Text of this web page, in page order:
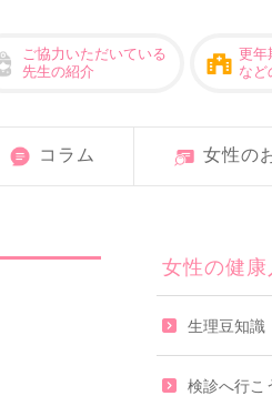
ご協力いただいている
先生の紹介
更年
など
コラム 女性の
女性の健康
生理豆知識
検診へ行こ